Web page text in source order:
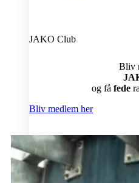
JAKO Club
Bliv
og få fede
Bliv medlem her